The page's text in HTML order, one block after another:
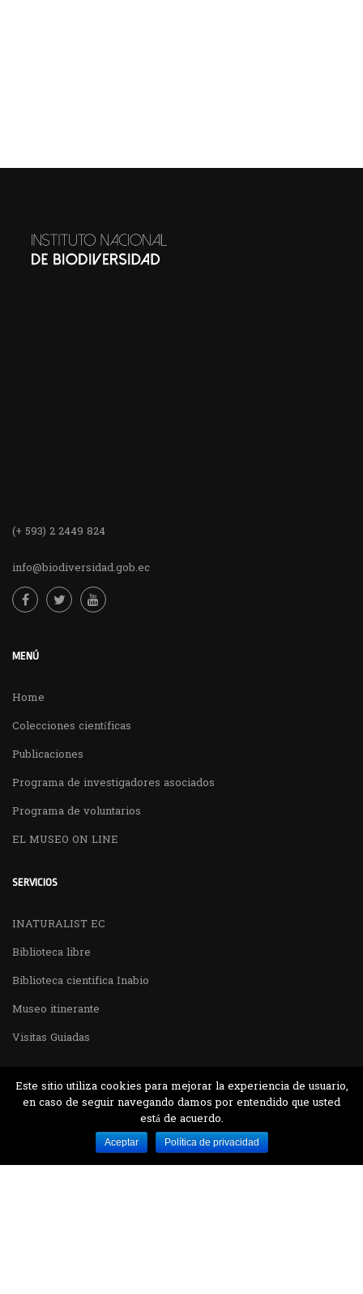
(+ 593) 2 2449 824
info@biodiversidad.gob.ec
MENÚ
Home
Colecciones científicas
Publicaciones
Programa de investigadores asociados
Programa de voluntarios
EL MUSEO ON LINE
SERVICIOS
INATURALIST EC
Biblioteca libre
Biblioteca cientifica Inabio
Museo itinerante
Visitas Guiadas
Desarrollado por MJTEC.
Este sitio utiliza cookies para mejorar la experiencia de usuario,
en caso de seguir navegando damos por entendido que usted
está de acuerdo.
Aceptar Política de privacidad